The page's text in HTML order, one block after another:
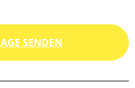
SENDEN